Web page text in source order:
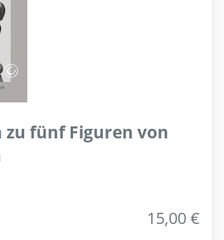
zu fünf Figuren von
15,00 €